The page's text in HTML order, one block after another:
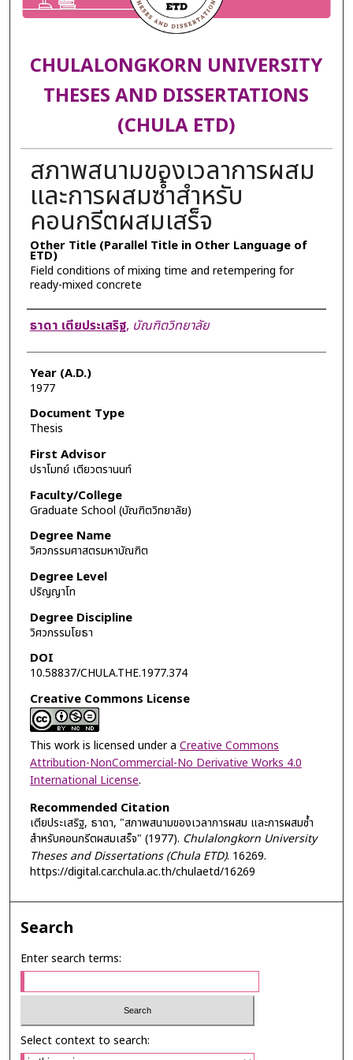
CHULALONGKORN UNIVERSITY
THESES AND DISSERTATIONS
(CHULA ETD)
สภาพสนามของเวลาการผสม
และการผสมซ้ำสำหรับ
คอนกรีตผสมเสร็จ
Other Title (Parallel Title in Other Language of
ETD)
Field conditions of mixing time and retempering for
ready-mixed concrete
Author
ธาดา เตียประเสริฐ, บัณฑิตวิทยาลัย
Year (A.D.)
1977
Document Type
Thesis
First Advisor
ปราโมทย์ เตียวตรานนท์
Faculty/College
Graduate School (บัณฑิตวิทยาลัย)
Degree Name
วิศวกรรมศาสตรมหาบัณฑิต
Degree Level
ปริญญาโท
Degree Discipline
วิศวกรรมโยธา
DOI
10.58837/CHULA.THE.1977.374
Creative Commons License
This work is licensed under a Creative Commons
Attribution-NonCommercial-No Derivative Works 4.0
International License.
Recommended Citation
เตียประเสริฐ, ธาดา, "สภาพสนามของเวลาการผสม และการผสมซ้ำ
สำหรับคอนกรีตผสมเสร็จ" (1977). Chulalongkorn University
Theses and Dissertations (Chula ETD). 16269.
https://digital.car.chula.ac.th/chulaetd/16269
Search
Enter search terms:
Select context to search: